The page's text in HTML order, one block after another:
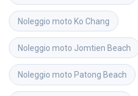
Noleggio moto Ko Chang
Noleggio moto Jomtien Beach
Noleggio moto Patong Beach